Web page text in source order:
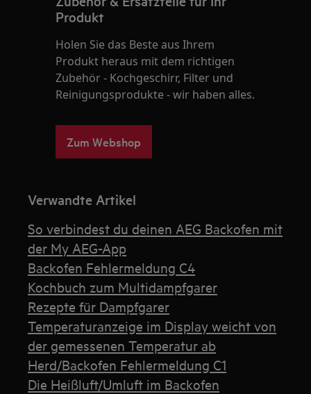
Produkt
Holen Sie das Beste aus Ihrem
Produkt heraus mit dem richtigen
Zubehör - Kochgeschirr, Filter und
Reinigungsprodukte - wir haben alles.
Zum Webshop
Verwandte Artikel
So verbindest du deinen AEG Backofen mit
der My AEG-App
Backofen Fehlermeldung C4
Kochbuch zum Multidampfgarer
Rezepte für Dampfgarer
Temperaturanzeige im Display weicht von
der gemessenen Temperatur ab
Herd/Backofen Fehlermeldung C1
Die Heißluft/Umluft im Backofen